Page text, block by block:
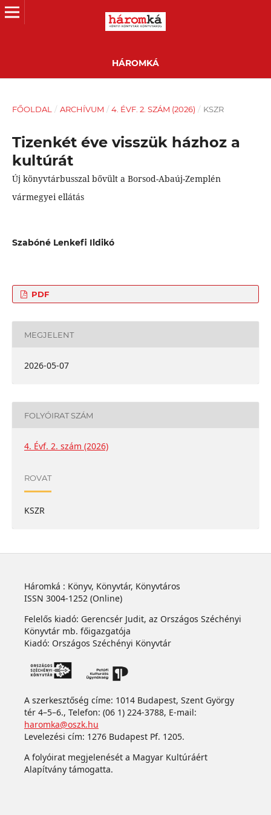
HÁROMKÁ
FŐOLDAL / ARCHÍVUM / 4. ÉVF. 2. SZÁM (2026) / KSZR
Tizenkét éve visszük házhoz a
kultúrát
Új könyvtárbusszal bővült a Borsod-Abaúj-Zemplén
vármegyei ellátás
Szabóné Lenkefi Ildikó
PDF
MEGJELENT
2026-05-07
FOLYÓIRAT SZÁM
4. Évf. 2. szám (2026)
ROVAT
KSZR
Háromká : Könyv, Könyvtár, Könyvtáros
ISSN 3004-1252 (Online)
Felelős kiadó: Gerencsér Judit, az Országos Széchényi
Könyvtár mb. főigazgatója
Kiadó: Országos Széchényi Könyvtár
A szerkesztőség címe: 1014 Budapest, Szent György
tér 4–5–6., Telefon: (06 1) 224-3788, E-mail:
haromka@oszk.hu
Levelezési cím: 1276 Budapest Pf. 1205.
A folyóirat megjelenését a Magyar Kultúráért
Alapítvány támogatta.